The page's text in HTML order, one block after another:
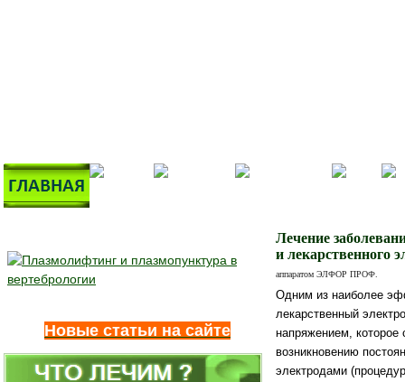
Новые статьи на сайте
Лечение
и лекарственного
аппаратом ЭЛФОР ПРОФ.
Одним из наиболее
лекарственный
напряжением, которое
возникновению
электродами